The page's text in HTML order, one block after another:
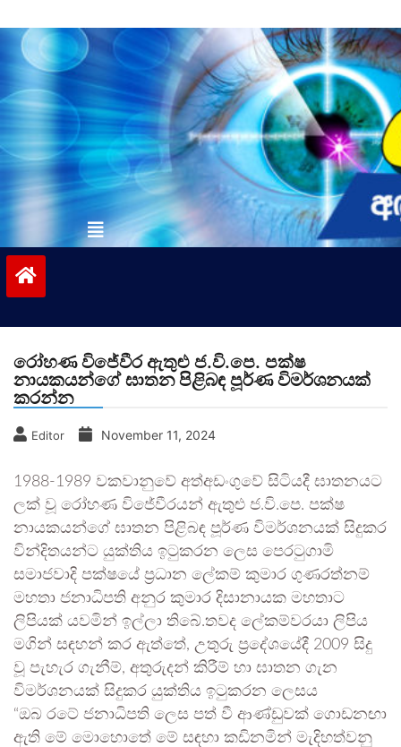
to
contentvinivida.lk
රෝහණ විජේවීර ඇතුළු ජ.වි.පෙ. පක්ෂ
නායකයන්ගේ ඝාතන පිළිබඳ පූර්ණ විමර්ශනයක්
කරන්න
Editor November 11, 2024
1988-1989 වකවානුවේ අත්අඩංගුවේ සිටියදී ඝාතනයට
ලක් වූ රෝහණ විජේවීරයන් ඇතුළු ජ.වි.පෙ. පක්ෂ
නායකයන්ගේ ඝාතන පිළිබඳ පූර්ණ විමර්ශනයක් සිදුකර
වින්දිතයන්ට යුක්තිය ඉටුකරන ලෙස පෙරටුගාමි
සමාජවාදි පක්ෂයේ ප්‍රධාන ලේකම් කුමාර ගුණරත්නම්
මහතා ජනාධිපති අනුර කුමාර දිසානායක මහතාට
ලිපියක් යවමින් ඉල්ලා තිබේ.තවද ලේකම්වරයා ලිපිය
මගින් සඳහන් කර ඇත්තේ, උතුරු ප්‍රදේශයේදී 2009 සිදු
වූ පැහැර ගැනීම්, අතුරුදන් කිරීම් හා ඝාතන ගැන
විමර්ශනයක් සිදුකර යුක්තිය ඉටුකරන ලෙසය
“ඔබ රටේ ජනාධිපති ලෙස පත් වී ආණ්ඩුවක් ගොඩනඟා
ඇති මේ මොහොතේ මේ සඳහා කඩිනමින් මැදිහත්වනු